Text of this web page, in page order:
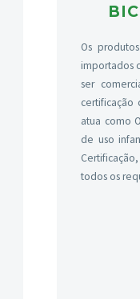
Os
importados
ser
certificação
atua como
de uso
todos os